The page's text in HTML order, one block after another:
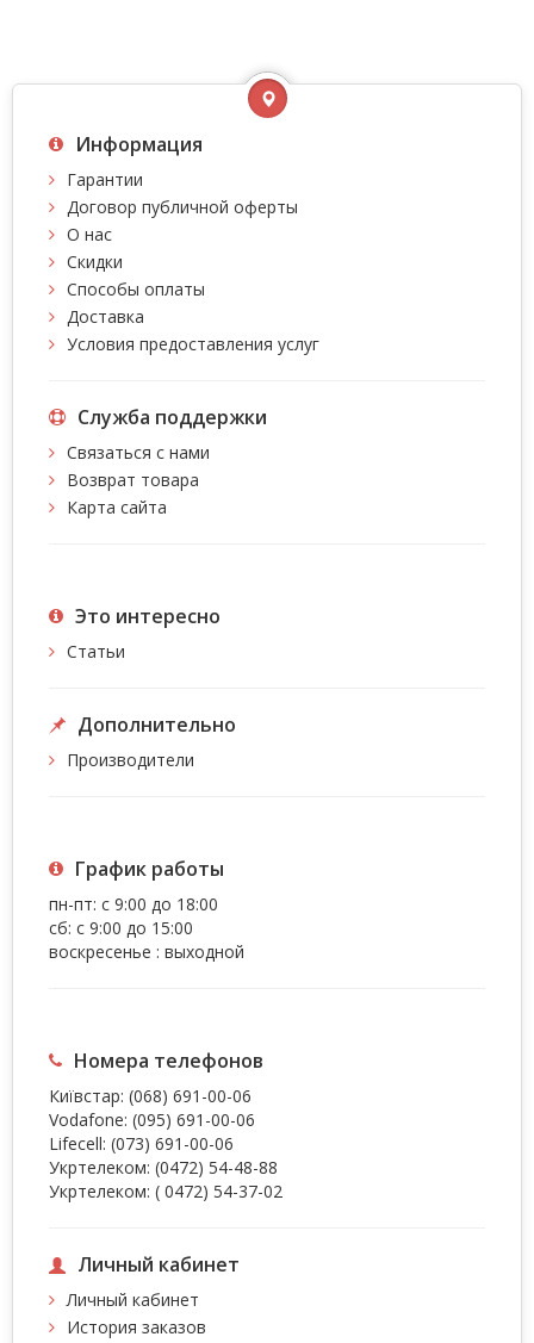
Информация
Гарантии
Договор публичной оферты
О нас
Скидки
Способы оплаты
Доставка
Условия предоставления услуг
Служба поддержки
Связаться с нами
Возврат товара
Карта сайта
Это интересно
Статьи
Дополнительно
Производители
График работы
пн-пт: с 9:00 до 18:00
сб: с 9:00 до 15:00
воскресенье : выходной
Номера телефонов
Київстар: (068) 691-00-06
Vodafone: (095) 691-00-06
Lifecell: (073) 691-00-06
Укртелеком: (0472) 54-48-88
Укртелеком: ( 0472) 54-37-02
Личный кабинет
Личный кабинет
История заказов